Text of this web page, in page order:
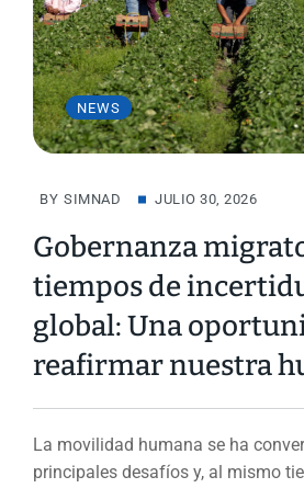
NEWS
BY SIMNAD JULIO 30, 2026
Gobernanza
tiempos de
global: Una
reafirmar nuestra
La movilidad humana se ha
principales desafíos y, al mismo